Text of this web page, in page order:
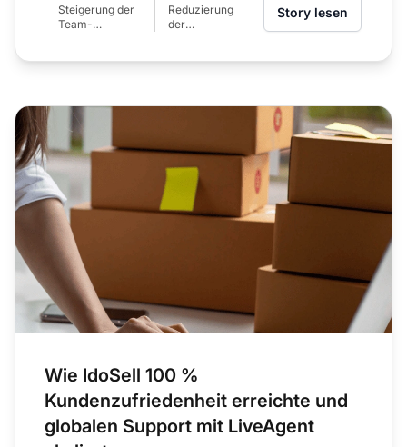
Steigerung der
Team-
Reduzierung
der
Story lesen
Wie IdoSell 100 %
Kundenzufriedenheit erreichte und
globalen Support mit LiveAgent